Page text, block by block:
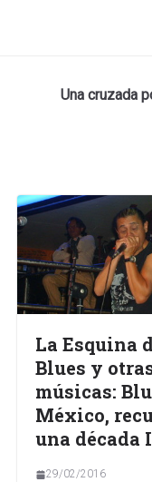
Una cruzada
La Esquina
Blues y
músicas:
México,
una década I
29/02/2016